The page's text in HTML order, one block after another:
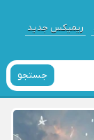
ریمیکس جدید
جستجو